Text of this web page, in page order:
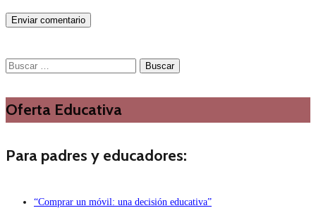
Buscar:
Oferta Educativa
Para padres y educadores:
“Comprar un móvil: una decisión educativa”